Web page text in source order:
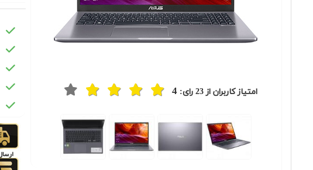
امتیاز کاربران از23 رای:4